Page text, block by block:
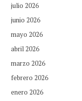
julio 2026
junio 2026
mayo 2026
abril 2026
marzo 2026
febrero 2026
enero 2026